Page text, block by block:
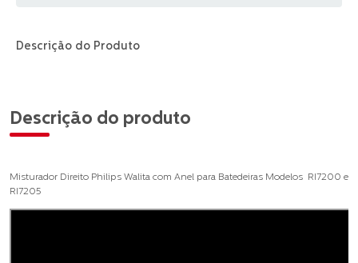
Descrição do Produto
Descrição do produto
Misturador Direito Philips Walita com Anel para Batedeiras Modelos RI7200 e
RI7205